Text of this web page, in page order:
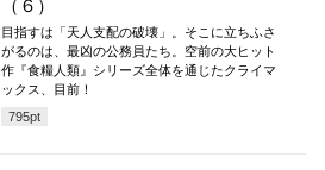
（６）
目指すは「天人支配の破壊」。そこに立ちふさ
がるのは、最凶の公務員たち。空前の大ヒット
作『食糧人類』シリーズ全体を通じたクライマ
ックス、目前！
795pt